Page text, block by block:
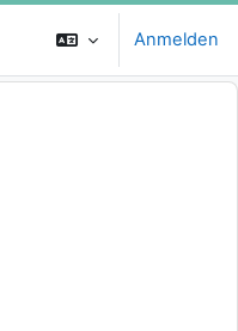
Anmelden